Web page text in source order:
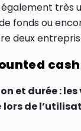
très
fonds ou
deux
cash
et durée :
de